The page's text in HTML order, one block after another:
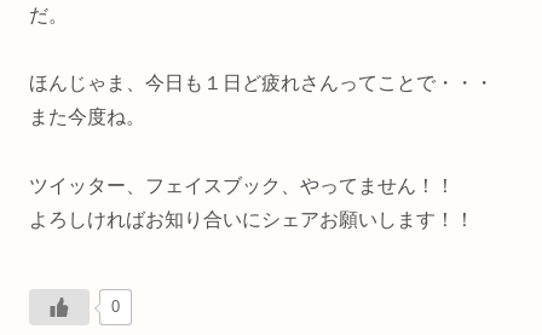
だ。
ほんじゃま、今日も１日ど疲れさんってことで・・・
また今度ね。
ツイッター、フェイスブック、やってません！！
よろしければお知り合いにシェアお願いします！！
0